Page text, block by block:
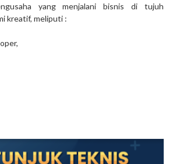
yang menjalani bisnis di tujuh
kreatif, meliputi :